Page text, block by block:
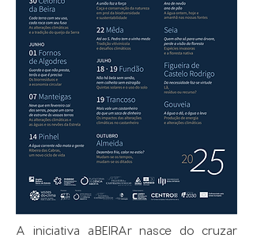
A iniciativa aBEIRAr nasce do cruzar